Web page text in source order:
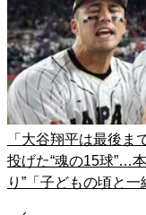
「大谷翔平は最後
投げた“魂の15球”…
り”「子どもの頃と一